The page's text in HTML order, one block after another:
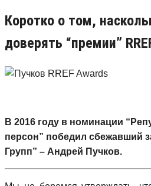
Коротко о том,
доверять “премии”
В 2016 году в номинации
персон” победил сбежавший
Групп” – Андрей Пучков.